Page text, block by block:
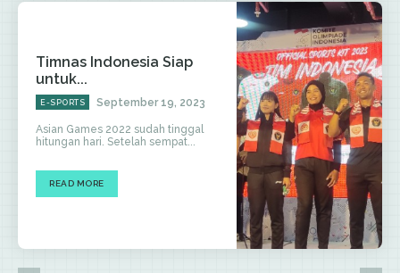
Timnas Indonesia Siap
untuk...
E-SPORTS September 19, 2023
Asian Games 2022 sudah tinggal
hitungan hari. Setelah sempat...
READ MORE